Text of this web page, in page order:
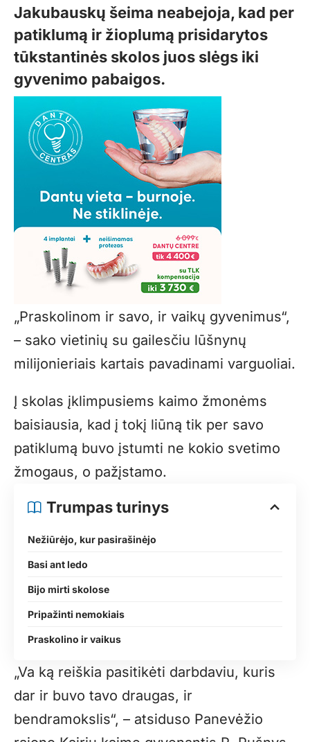
Jakubauskų šeima neabejoja, kad per
patiklumą ir žioplumą prisidarytos
tūkstantinės skolos juos slėgs iki
gyvenimo pabaigos.
„Praskolinom ir savo, ir vaikų gyvenimus“,
– sako vietinių su gailesčiu lūšnynų
milijonieriais kartais pavadinami varguoliai.
Į skolas įklimpusiems kaimo žmonėms
baisiausia, kad į tokį liūną tik per savo
patiklumą buvo įstumti ne kokio svetimo
žmogaus, o pažįstamo.
Trumpas turinys
Nežiūrėjo, kur pasirašinėjo
Basi ant ledo
Bijo mirti skolose
Pripažinti nemokiais
Praskolino ir vaikus
„Va ką reiškia pasitikėti darbdaviu, kuris
dar ir buvo tavo draugas, ir
bendramokslis“, – atsiduso Panevėžio